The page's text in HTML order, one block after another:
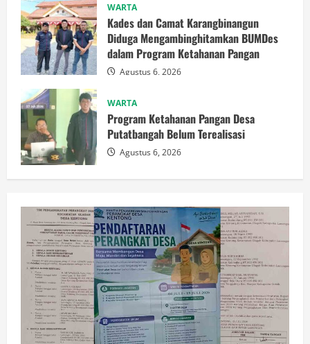
WARTA
Kades dan Camat Karangbinangun
Diduga Mengambinghitamkan BUMDes
dalam Program Ketahanan Pangan
Agustus 6, 2026
WARTA
Program Ketahanan Pangan Desa
Putatbangah Belum Terealisasi
Agustus 6, 2026